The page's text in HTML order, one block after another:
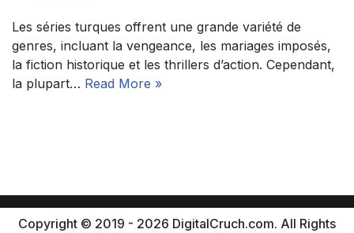
Les séries turques offrent une grande variété de
genres, incluant la vengeance, les mariages imposés,
la fiction historique et les thrillers d’action. Cependant,
la plupart… Read More »
Copyright © 2019 - 2026 DigitalCruch.com. All Rights